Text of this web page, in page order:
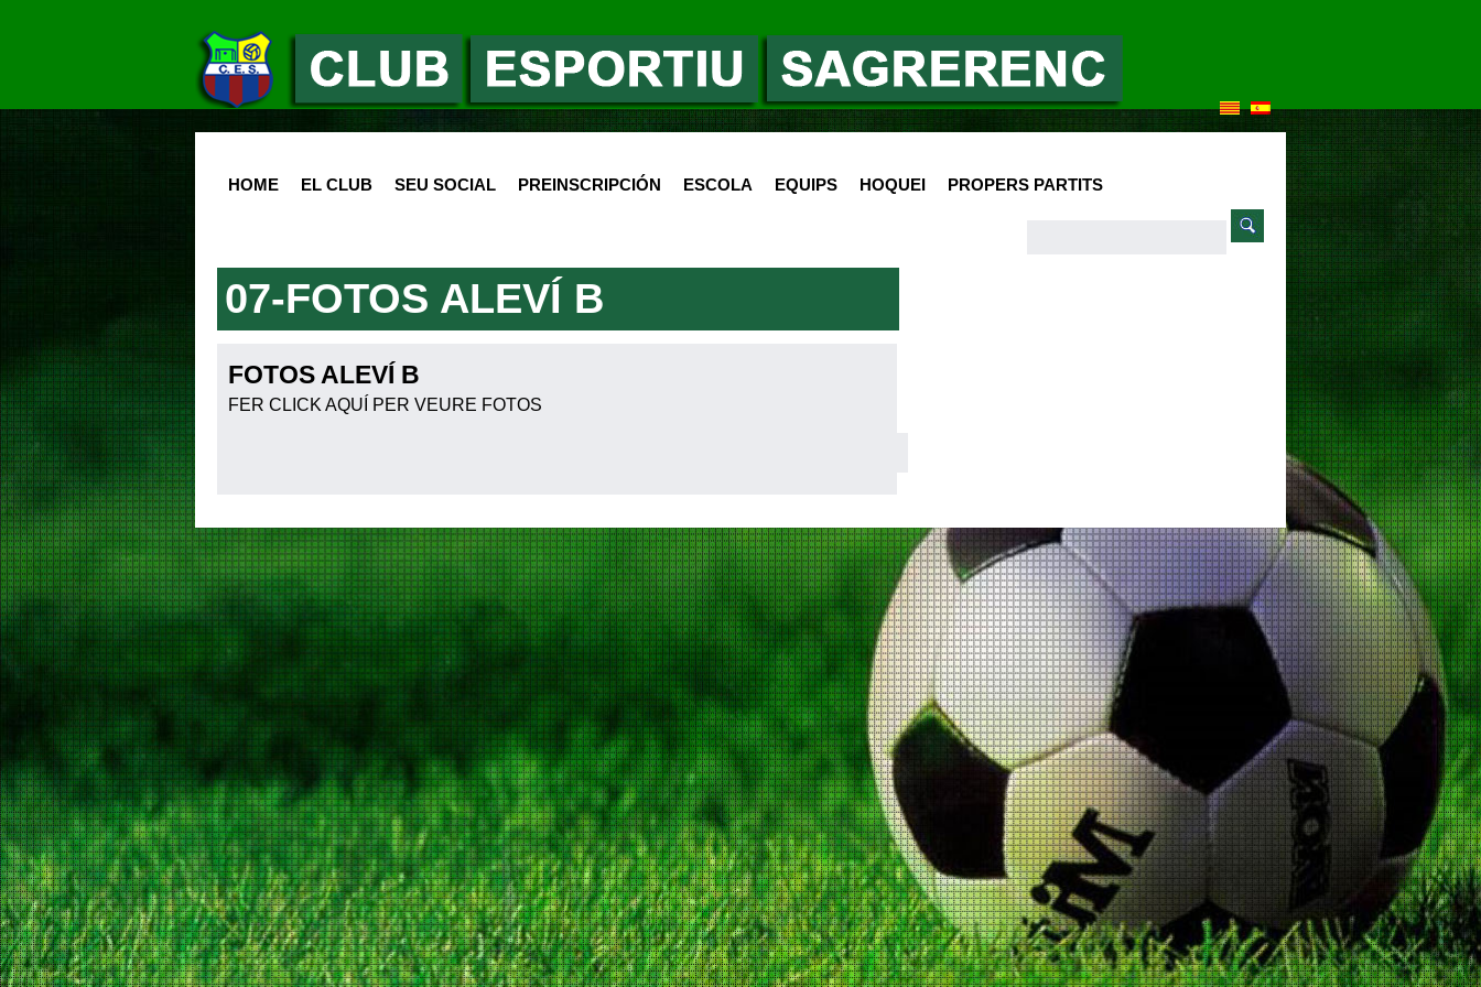
HOME EL CLUB SEU SOCIAL PREINSCRIPCIÓN ESCOLA EQUIPS HOQUEI PROPERS PARTITS
07-FOTOS ALEVÍ B
FOTOS ALEVÍ B
FER CLICK AQUÍ PER VEURE FOTOS